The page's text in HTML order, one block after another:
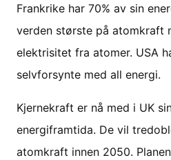
Frankrike har 70% av sin
verden største på atomkraft
elektrisitet fra atomer. USA
selvforsynte med all energi.
Kjernekraft er nå med i UK
energiframtida. De vil
atomkraft innen 2050.